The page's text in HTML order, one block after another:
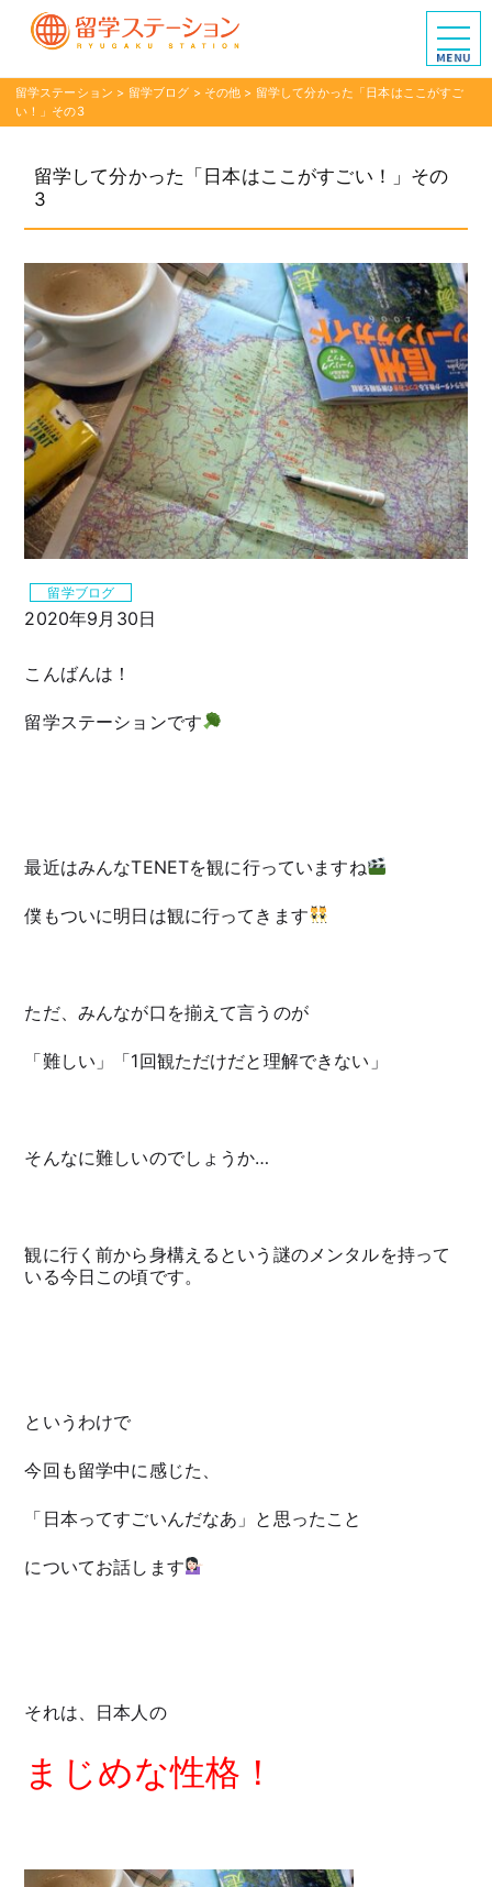
留学ステーション > 留学ブログ > その他 > 留学して分かった「日本はここがすご
い！」その3
留学して分かった「日本はここがすごい！」その
3
留学ブログ
2020年9月30日
こんばんは！
留学ステーションです
最近はみんなTENETを観に行っていますね
僕もついに明日は観に行ってきます
ただ、みんなが口を揃えて言うのが
「難しい」「1回観ただけだと理解できない」
そんなに難しいのでしょうか…
観に行く前から身構えるという謎のメンタルを持って
いる今日この頃です。
というわけで
今回も留学中に感じた、
「日本ってすごいんだなあ」と思ったこと
についてお話します
それは、日本人の
まじめな性格！